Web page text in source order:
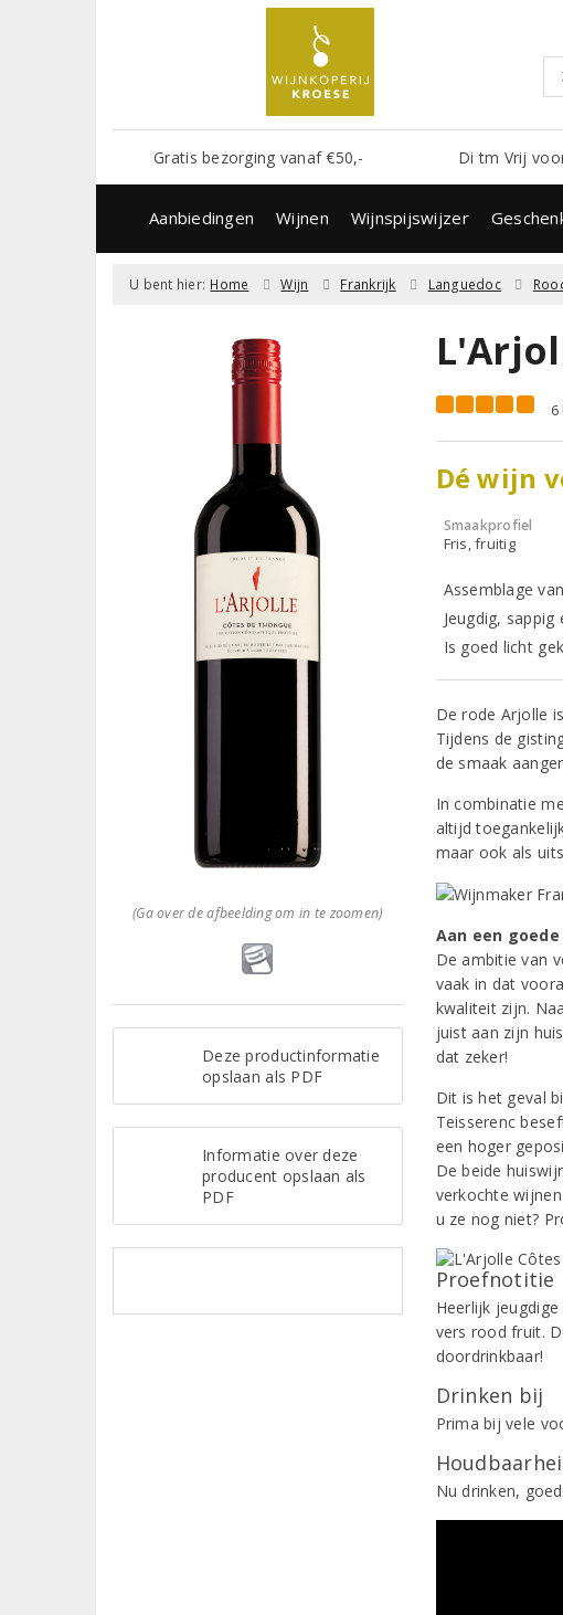
Gratis bezorging vanaf €50,- Di tm Vrij
Aanbiedingen Wijnen Wijnspijswijzer
U bent hier: Home Wijn Frankrijk Languedoc
(Ga over de afbeelding om in te zoomen)
Deze productinformatie
opslaan als PDF
Informatie over deze
producent opslaan als
PDF
Dé wijn
Smaakprofiel
Fris, fruitig
Assemblage
Jeugdig,
Is goed licht
De rode Arjolle
Tijdens de
de smaak
In combinatie
altijd
maar ook als
Aan een
De ambitie van
vaak in dat
kwaliteit zijn.
juist aan zijn
dat zeker!
Dit is het geval
Teisserenc
een hoger
De beide
verkochte
u ze nog niet?
Proefnotitie
Heerlijk
vers rood fruit.
doordrinkbaar!
Drinken bij
Prima bij vele
Nu drinken,